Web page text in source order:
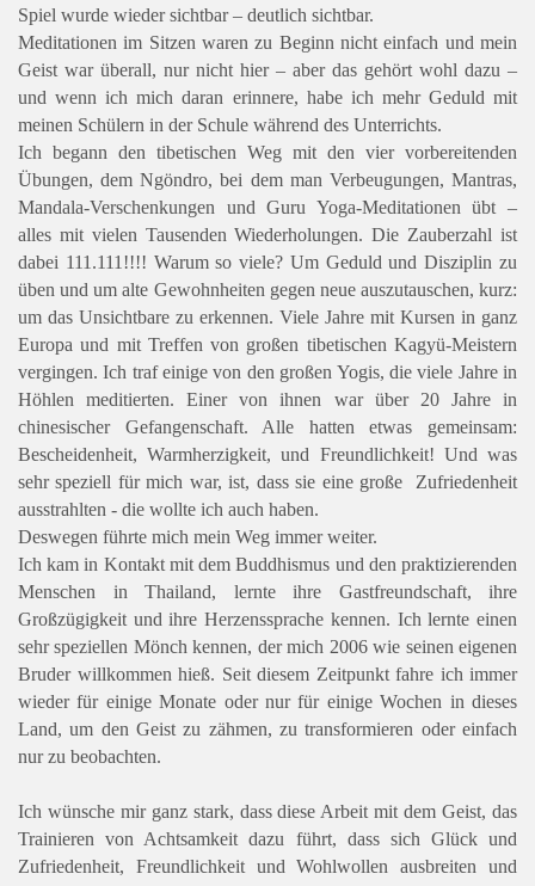
Spiel wurde wieder sichtbar – deutlich sichtbar.
Meditationen im Sitzen waren zu Beginn nicht einfach und mein
Geist war überall, nur nicht hier – aber das gehört wohl dazu –
und wenn ich mich daran erinnere, habe ich mehr Geduld mit
meinen Schülern in der Schule während des Unterrichts.
Ich begann den tibetischen Weg mit den vier vorbereitenden
Übungen, dem Ngöndro, bei dem man Verbeugungen, Mantras,
Mandala-Verschenkungen und Guru Yoga-Meditationen übt –
alles mit vielen Tausenden Wiederholungen. Die Zauberzahl ist
dabei 111.111!!!! Warum so viele? Um Geduld und Disziplin zu
üben und um alte Gewohnheiten gegen neue auszutauschen, kurz:
um das Unsichtbare zu erkennen. Viele Jahre mit Kursen in ganz
Europa und mit Treffen von großen tibetischen Kagyü-Meistern
vergingen. Ich traf einige von den großen Yogis, die viele Jahre in
Höhlen meditierten. Einer von ihnen war über 20 Jahre in
chinesischer Gefangenschaft. Alle hatten etwas gemeinsam:
Bescheidenheit, Warmherzigkeit, und Freundlichkeit! Und was
sehr speziell für mich war, ist, dass sie eine große Zufriedenheit
ausstrahlten - die wollte ich auch haben.
Deswegen führte mich mein Weg immer weiter.
Ich kam in Kontakt mit dem Buddhismus und den praktizierenden
Menschen in Thailand, lernte ihre Gastfreundschaft, ihre
Großzügigkeit und ihre Herzenssprache kennen. Ich lernte einen
sehr speziellen Mönch kennen, der mich 2006 wie seinen eigenen
Bruder willkommen hieß. Seit diesem Zeitpunkt fahre ich immer
wieder für einige Monate oder nur für einige Wochen in dieses
Land, um den Geist zu zähmen, zu transformieren oder einfach
nur zu beobachten.
Ich wünsche mir ganz stark, dass diese Arbeit mit dem Geist, das
Trainieren von Achtsamkeit dazu führt, dass sich Glück und
Zufriedenheit, Freundlichkeit und Wohlwollen ausbreiten und